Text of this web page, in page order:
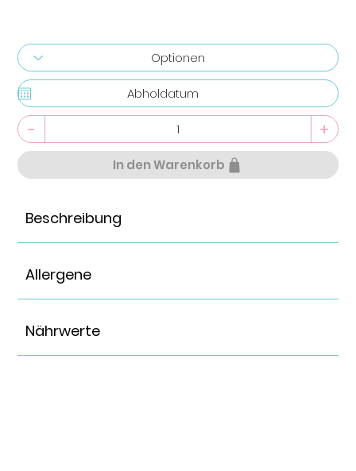
Nährwerte
Allergene
Beschreibung
In den Warenkorb
- +